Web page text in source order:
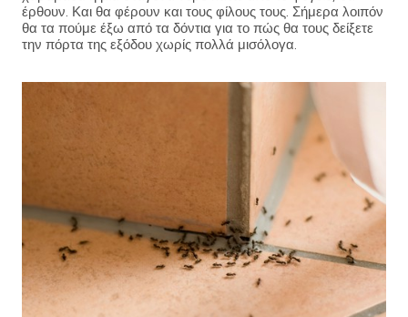
έρθουν. Και θα φέρουν και τους φίλους τους. Σήμερα λοιπόν
θα τα πούμε έξω από τα δόντια για το πώς θα τους δείξετε
την πόρτα της εξόδου χωρίς πολλά μισόλογα.